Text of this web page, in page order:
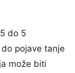
do 5
pojave tanje
može biti